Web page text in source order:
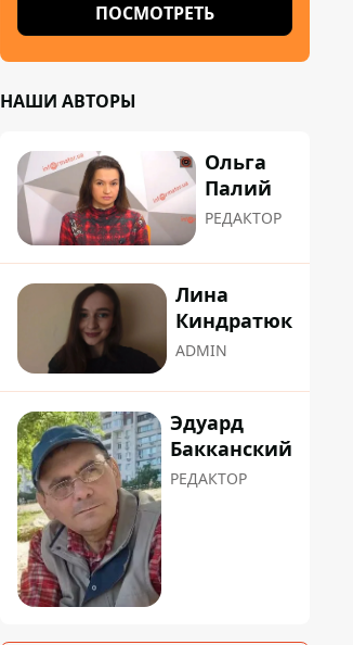
ПОСМОТРЕТЬ
НАШИ АВТОРЫ
Ольга
Палий
РЕДАКТОР
Лина
Киндратюк
ADMIN
Эдуард
Бакканский
РЕДАКТОР